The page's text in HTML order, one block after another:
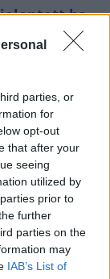
parties, or
for
opt-out
that after your
seeing
utilized by
prior to
further
parties on the
may
IAB’s List of
be